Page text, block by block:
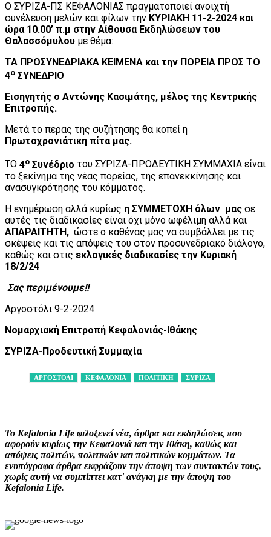
Ο ΣΥΡΙΖΑ-ΠΣ ΚΕΦΑΛΟΝΙΑΣ πραγματοποιεί ανοιχτή
συνέλευση μελών και φίλων την ΚΥΡΙΑΚΗ 11-2-2024 και
ώρα 10.00’ π.μ στην Αίθουσα Εκδηλώσεων του
Θαλασσόμυλου με θέμα:
ΤΑ ΠΡΟΣΥΝΕΔΡΙΑΚΑ ΚΕΙΜΕΝΑ και την ΠΟΡΕΙΑ ΠΡΟΣ ΤΟ
4ο ΣΥΝΕΔΡΙΟ
Εισηγητής ο Αντώνης Κασιμάτης, μέλος της Κεντρικής
Επιτροπής.
Μετά το περας της συζήτησης θα κοπεί η
Πρωτοχρονιάτικη πίτα μας.
ΤΟ 4ο Συνέδριο του ΣΥΡΙΖΑ-ΠΡΟΔΕΥΤΙΚΗ ΣΥΜΜΑΧΙΑ είναι
το ξεκίνημα της νέας πορείας, της επανεκκίνησης και
ανασυγκρότησης του κόμματος.
Η ενημέρωση αλλά κυρίως η ΣΥΜΜΕΤΟΧΗ όλων μας σε
αυτές τις διαδικασίες είναι όχι μόνο ωφέλιμη αλλά και
ΑΠΑΡΑΙΤΗΤΗ, ώστε ο καθένας μας να συμβάλλει με τις
σκέψεις και τις απόψεις του στον προσυνεδριακό διάλογο,
καθώς και στις εκλογικές διαδικασίες την Κυριακή
18/2/24
Σας περιμένουμε!!
Αργοστόλι 9-2-2024
Νομαρχιακή Επιτροπή Κεφαλονιάς-Ιθάκης
ΣΥΡΙΖΑ-Προδευτική Συμμαχία
ΑΡΓΟΣΤΟΛΙ ΚΕΦΑΛΟΝΙΑ ΠΟΛΙΤΙΚΗ ΣΥΡΙΖΑ
Το Kefalonia Life φιλοξενεί νέα, άρθρα και εκδηλώσεις που
αφορούν κυρίως την Κεφαλονιά και την Ιθάκη, καθώς και
απόψεις πολιτών, πολιτικών και πολιτικών κομμάτων. Τα
ενυπόγραφα άρθρα εκφράζουν την άποψη των συντακτών τους,
χωρίς αυτή να συμπίπτει κατ' ανάγκη με την άποψη του
Kefalonia Life.